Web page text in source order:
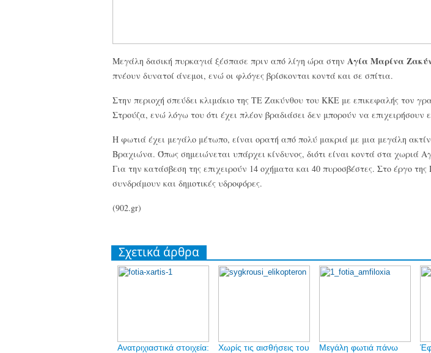
Μεγάλη δασική πυρκαγιά ξέσπασε πριν από λίγη ώρα στην Αγία Μαρίνα
πνέουν δυνατοί άνεμοι, ενώ οι φλόγες βρίσκονται κοντά και σε σπίτια.
Στην περιοχή σπεύδει κλιμάκιο της ΤΕ Ζακύνθου του ΚΚΕ με επικεφαλής τον
Στρούζα, ενώ λόγω του ότι έχει πλέον βραδιάσει δεν μπορούν να επιχειρήσουν
Η φωτιά έχει μεγάλο μέτωπο, είναι ορατή από πολύ μακριά με μια μεγάλη
Βραχιώνα. Όπως σημειώνεται υπάρχει κίνδυνος, διότι είναι κοντά στα χωριά
Για την κατάσβεση της επιχειρούν 14 οχήματα και 40 πυροσβέστες. Στο έργο της
συνδράμουν και δημοτικές υδροφόρες.
(902.gr)
Σχετικά άρθρα
Ανατριχιαστικά στοιχεία:
Χωρίς τις αισθήσεις του
Μεγάλη φωτιά πάνω